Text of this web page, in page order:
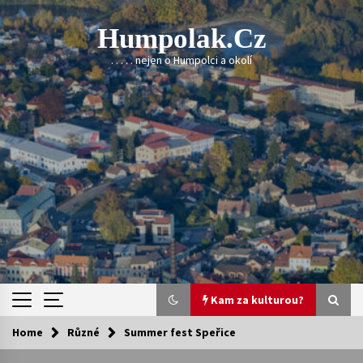
Skip
to
content
Humpolak.cz
. . . . . nejen o Humpolci a okolí
Kam za kulturou?
Kam za kulturou?
Home Různé Summer fest Speřice